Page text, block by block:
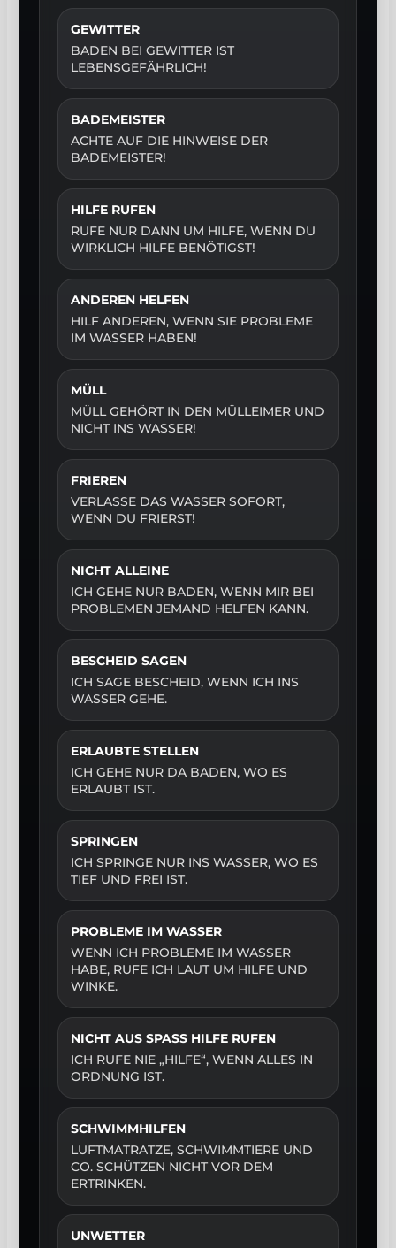
GEWITTER
BADEN BEI GEWITTER IST
LEBENSGEFÄHRLICH!
BADEMEISTER
ACHTE AUF DIE HINWEISE DER
BADEMEISTER!
HILFE RUFEN
RUFE NUR DANN UM HILFE, WENN DU
WIRKLICH HILFE BENÖTIGST!
ANDEREN HELFEN
HILF ANDEREN, WENN SIE PROBLEME
IM WASSER HABEN!
MÜLL
MÜLL GEHÖRT IN DEN MÜLLEIMER UND
NICHT INS WASSER!
FRIEREN
VERLASSE DAS WASSER SOFORT,
WENN DU FRIERST!
NICHT ALLEINE
ICH GEHE NUR BADEN, WENN MIR BEI
PROBLEMEN JEMAND HELFEN KANN.
BESCHEID SAGEN
ICH SAGE BESCHEID, WENN ICH INS
WASSER GEHE.
ERLAUBTE STELLEN
ICH GEHE NUR DA BADEN, WO ES
ERLAUBT IST.
SPRINGEN
ICH SPRINGE NUR INS WASSER, WO ES
TIEF UND FREI IST.
PROBLEME IM WASSER
WENN ICH PROBLEME IM WASSER
HABE, RUFE ICH LAUT UM HILFE UND
WINKE.
NICHT AUS SPASS HILFE RUFEN
ICH RUFE NIE „HILFE“, WENN ALLES IN
ORDNUNG IST.
SCHWIMMHILFEN
LUFTMATRATZE, SCHWIMMTIERE UND
CO. SCHÜTZEN NICHT VOR DEM
ERTRINKEN.
UNWETTER